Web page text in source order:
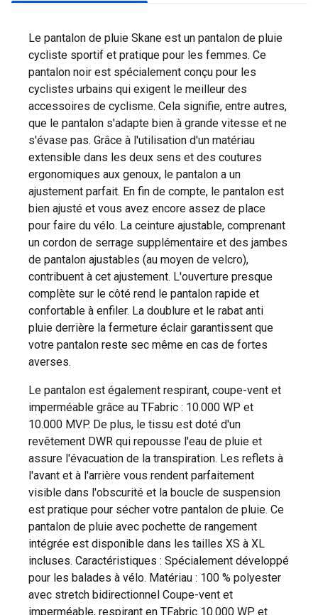
Le pantalon de pluie Skane est un pantalon de pluie
cycliste sportif et pratique pour les femmes. Ce
pantalon noir est spécialement conçu pour les
cyclistes urbains qui exigent le meilleur des
accessoires de cyclisme. Cela signifie, entre autres,
que le pantalon s'adapte bien à grande vitesse et ne
s'évase pas. Grâce à l'utilisation d'un matériau
extensible dans les deux sens et des coutures
ergonomiques aux genoux, le pantalon a un
ajustement parfait. En fin de compte, le pantalon est
bien ajusté et vous avez encore assez de place
pour faire du vélo. La ceinture ajustable, comprenant
un cordon de serrage supplémentaire et des jambes
de pantalon ajustables (au moyen de velcro),
contribuent à cet ajustement. L'ouverture presque
complète sur le côté rend le pantalon rapide et
confortable à enfiler. La doublure et le rabat anti
pluie derrière la fermeture éclair garantissent que
votre pantalon reste sec même en cas de fortes
averses.
Le pantalon est également respirant, coupe-vent et
imperméable grâce au TFabric : 10.000 WP et
10.000 MVP. De plus, le tissu est doté d'un
revêtement DWR qui repousse l'eau de pluie et
assure l'évacuation de la transpiration. Les reflets à
l'avant et à l'arrière vous rendent parfaitement
visible dans l'obscurité et la boucle de suspension
est pratique pour sécher votre pantalon de pluie. Ce
pantalon de pluie avec pochette de rangement
intégrée est disponible dans les tailles XS à XL
incluses. Caractéristiques : Spécialement développé
pour les balades à vélo. Matériau : 100 % polyester
avec stretch bidirectionnel Coupe-vent et
imperméable, respirant en TFabric 10.000 WP et